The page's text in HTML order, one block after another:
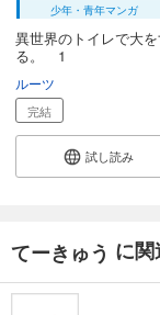
少年・青年マンガ
異世界のトイレで大
る。 1
ルーツ
完結
試し読み
てーきゅう に